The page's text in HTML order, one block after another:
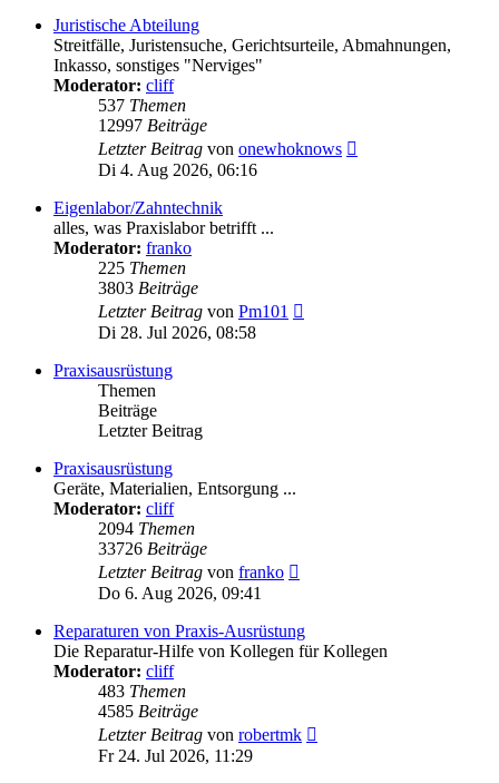
Juristische Abteilung
Streitfälle, Juristensuche, Gerichtsurteile, Abmahnungen,
Inkasso, sonstiges "Nerviges"
Moderator: cliff
537 Themen
12997 Beiträge
Letzter Beitrag von onewhoknows
Di 4. Aug 2026, 06:16
Eigenlabor/Zahntechnik
alles, was Praxislabor betrifft ...
Moderator: franko
225 Themen
3803 Beiträge
Letzter Beitrag von Pm101
Di 28. Jul 2026, 08:58
Praxisausrüstung
Themen
Beiträge
Letzter Beitrag
Praxisausrüstung
Geräte, Materialien, Entsorgung ...
Moderator: cliff
2094 Themen
33726 Beiträge
Letzter Beitrag von franko
Do 6. Aug 2026, 09:41
Reparaturen von Praxis-Ausrüstung
Die Reparatur-Hilfe von Kollegen für Kollegen
Moderator: cliff
483 Themen
4585 Beiträge
Letzter Beitrag von robertmk
Fr 24. Jul 2026, 11:29